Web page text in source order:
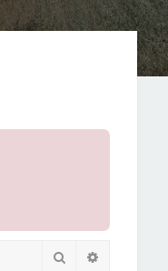
Buscar